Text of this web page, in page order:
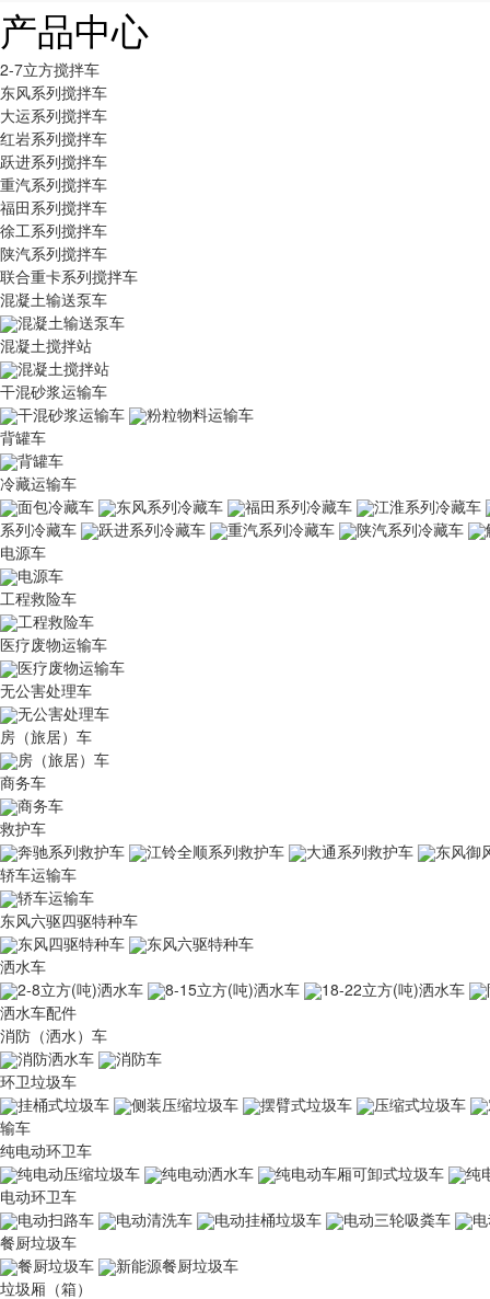
产品中心
2-7立方搅拌车
东风系列搅拌车
大运系列搅拌车
红岩系列搅拌车
跃进系列搅拌车
重汽系列搅拌车
福田系列搅拌车
徐工系列搅拌车
陕汽系列搅拌车
联合重卡系列搅拌车
混凝土输送泵车
混凝土输送泵车
混凝土搅拌站
混凝土搅拌站
干混砂浆运输车
干混砂浆运输车
粉粒物料运输车
背罐车
背罐车
冷藏运输车
面包冷藏车
东风系列冷藏车 福田系列冷藏车
江淮系列冷藏车
系列冷藏车
跃进系列冷藏车 重汽系列冷藏车 陕汽系列冷藏车
电源车
电源车
工程救险车
工程救险车
医疗废物运输车
医疗废物运输车
无公害处理车
无公害处理车
房（旅居）车
房（旅居）车
商务车
商务车
救护车
奔驰系列救护车
江铃全顺系列救护车 大通系列救护车
东风御
轿车运输车
轿车运输车
东风六驱四驱特种车
东风四驱特种车
东风六驱特种车
洒水车
2-8立方(吨)洒水车
8-15立方(吨)洒水车 18-22立方(吨)洒水车
洒水车配件
消防（洒水）车
消防洒水车
消防车
环卫垃圾车
挂桶式垃圾车
侧装压缩垃圾车 摆臂式垃圾车 压缩式垃圾车
输车
纯电动环卫车
纯电动压缩垃圾车
纯电动洒水车 纯电动车厢可卸式垃圾车
纯
电动环卫车
电动扫路车
电动清洗车 电动挂桶垃圾车 电动三轮吸粪车
餐厨垃圾车
餐厨垃圾车
新能源餐厨垃圾车
垃圾厢（箱）